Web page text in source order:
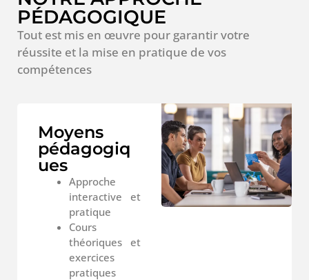
PÉDAGOGIQUE
Tout est mis en œuvre pour garantir votre
réussite et la mise en pratique de vos
compétences
Moyens
pédagogiq
ues
Approche
interactive et
pratique
Cours
théoriques et
exercices
pratiques